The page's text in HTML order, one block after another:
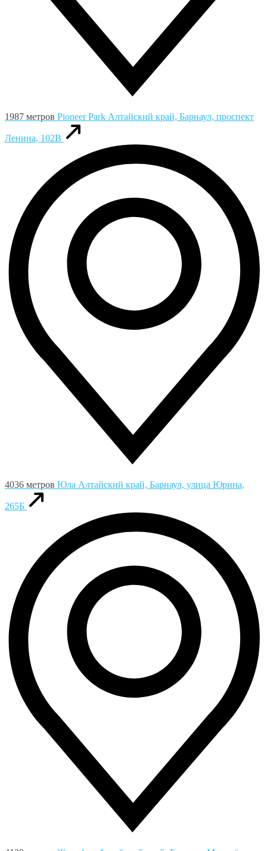
1987 метров Pioneer Park Алтайский край, Барнаул, проспект
Ленина, 102В
4036 метров Юла Алтайский край, Барнаул, улица Юрина,
265Б